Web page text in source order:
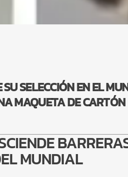
SELECCIÓN EN EL
MAQUETA DE CARTÓN
MUNDIAL